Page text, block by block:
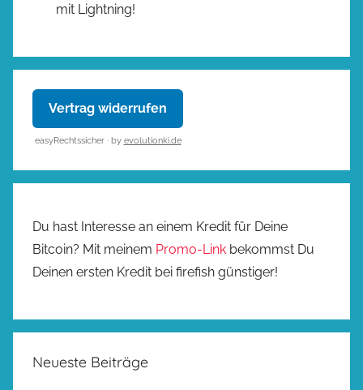
mit Lightning!
Vertrag widerrufen
easyRechtssicher · by evolutionki.de
Du hast Interesse an einem Kredit für Deine
Bitcoin? Mit meinem Promo-Link bekommst Du
Deinen ersten Kredit bei firefish günstiger!
Neueste Beiträge